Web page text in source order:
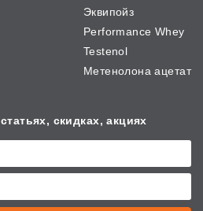
Эквипойз
Performance Whey
Testenol
Метенолона ацетат
статьях, скидках, акциях